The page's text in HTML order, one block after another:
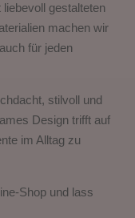
gestalteten
machen wir
für jeden
stilvoll und
Design trifft auf
im Alltag zu
Shop und lass